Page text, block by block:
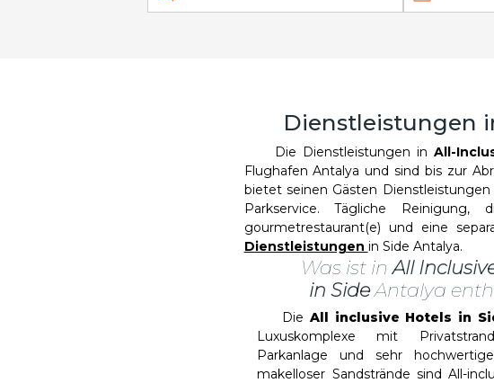
Dienstleistungen
Die Dienstleistungen inAll-
Flughafen Antalya und sind bis zur
bietet seinen Gästen
Parkservice. Tägliche
gourmetrestaurant(e) und eine
Dienstleistungen in Side Antalya.
Was ist in All
in SideAntalya
Die All inclusive Hotels in
Luxuskomplexe mit
Parkanlage und sehr
makelloser Sandstrände sind All-